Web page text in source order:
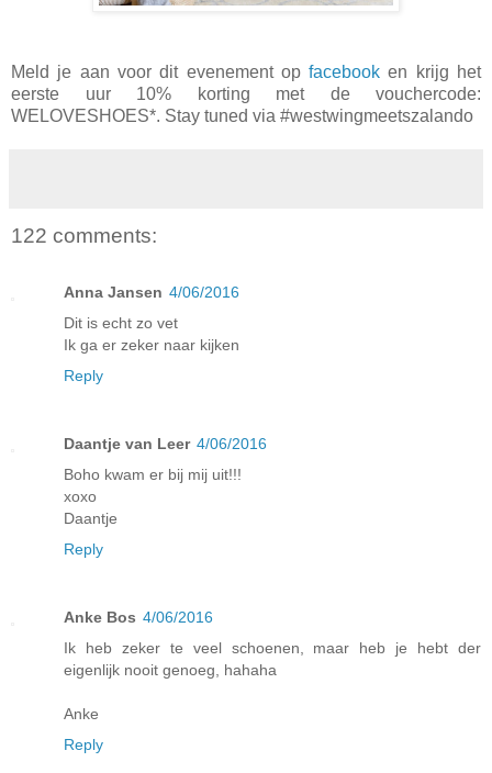
Meld je aan voor dit evenement opfacebook en krijg het
eerste uur 10% korting met de vouchercode:
WELOVESHOES*. Stay tuned via #westwingmeetszalando
122 comments:
Anna Jansen 4/06/2016
Dit is echt zo vet
Ik ga er zeker naar kijken
Reply
Daantje van Leer 4/06/2016
Boho kwam er bij mij uit!!!
xoxo
Daantje
Reply
Anke Bos 4/06/2016
Ik heb zeker te veel schoenen, maar heb je hebt der
eigenlijk nooit genoeg, hahaha
Anke
Reply